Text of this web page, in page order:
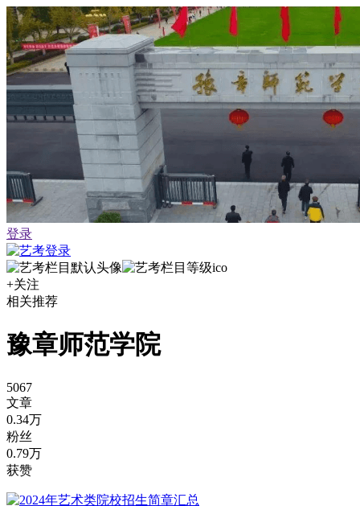
登录
+关注
相关推荐
豫章师范学院
5067
文章
0.34万
粉丝
0.79万
获赞